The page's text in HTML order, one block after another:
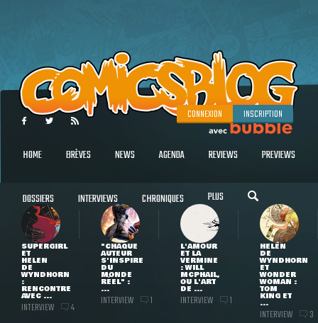
CONNEXION INSCRIPTION
HOME BRÈVES NEWS AGENDA REVIEWS PREVIEWS
DOSSIERS INTERVIEWS CHRONIQUES PLUS
SUPERGIRL
ET
HELEN
DE
WYNDHORN
:
RENCONTRE
AVEC ...
INTERVIEW 4
"CHAQUE
AUTEUR
S'INSPIRE
DU
MONDE
RÉEL" :
...
INTERVIEW 1
L'AMOUR
ET LA
VERMINE
: WILL
MCPHAIL,
OU L'ART
DE ...
INTERVIEW 1
HELEN
DE
WYNDHORN
ET
WONDER
WOMAN :
TOM
KING ET
...
INTERVIEW 3